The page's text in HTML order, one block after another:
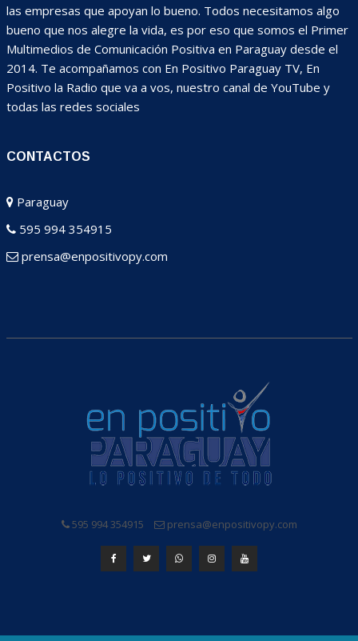
las empresas que apoyan lo bueno. Todos necesitamos algo
bueno que nos alegre la vida, es por eso que somos el Primer
Multimedios de Comunicación Positiva en Paraguay desde el
2014. Te acompañamos con En Positivo Paraguay TV, En
Positivo la Radio que va a vos, nuestro canal de YouTube y
todas las redes sociales
CONTACTOS
Paraguay
595 994 354915
prensa@enpositivopy.com
595 994 354915 prensa@enpositivopy.com